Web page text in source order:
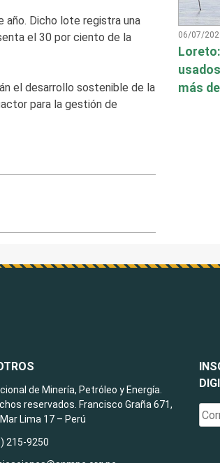
Dicho lote registra una
el 30 por ciento de la
el desarrollo sostenible de la
para la gestión de
06/07/
más
de Minería, Petróleo y Energía.
reservados. Francisco Graña 671,
Lima 17 – Perú
215-9250